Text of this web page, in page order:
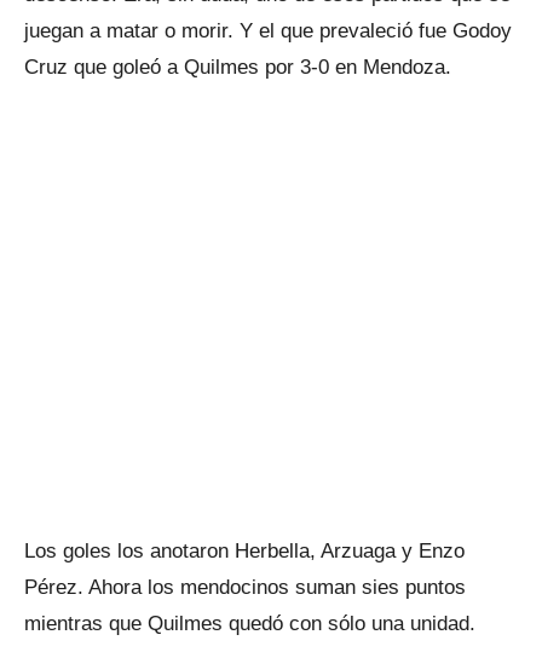
juegan a matar o morir. Y el que prevaleció fue Godoy
Cruz que goleó a Quilmes por 3-0 en Mendoza.
Los goles los anotaron Herbella, Arzuaga y Enzo
Pérez. Ahora los mendocinos suman sies puntos
mientras que Quilmes quedó con sólo una unidad.